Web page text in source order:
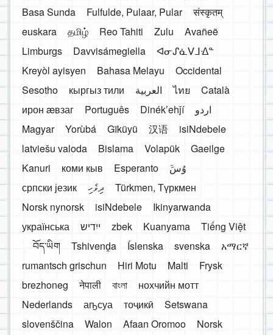
Basa Sunda
Fulfulde, Pulaar, Pular
संस्कृतम्
euskara
தமிழ் Reo Tahiti Zulu
Avañeẽ
Limburgs
Davvisámegiella
ᐊᓂᔑᓈᐯᒧᐎᓐ
Kreyòl ayisyen
Bahasa Melayu
Occidental
Sesotho
кыргыз тили العربية ไทย
Català
ирон æвзаг
Português Dinékʼehǰí
اردو
Magyar
Yorùbá Gĩkũyũ 汉语
isiNdebele
latviešu valoda
Bislama Volapük
Gaeilge
Kanuri
коми кыв Esperanto
َوُسَ
српски језик
ދިވެހި
Türkmen, Түркмен
Norsk nynorsk
isiNdebele
Ikinyarwanda
українська
ייִדיש zbek Kuanyama
Tiếng Việt
བོད་ཡིག
Tshivenḓa Íslenska svenska
አማርኛ
rumantsch grischun
Hiri Motu Malti
Frysk
brezhoneg
नेपाली বাংলা
нохчийн мотт
Nederlands
аҧсуа тоҷикӣ
Setswana
slovenščina
Walon Afaan Oromoo
Norsk